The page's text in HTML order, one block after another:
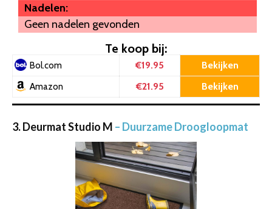
Nadelen:
Geen nadelen gevonden
Te koop bij:
Bol.com €19.95 Bekijken
Amazon €21.95 Bekijken
3. Deurmat Studio M – Duurzame Droogloopmat